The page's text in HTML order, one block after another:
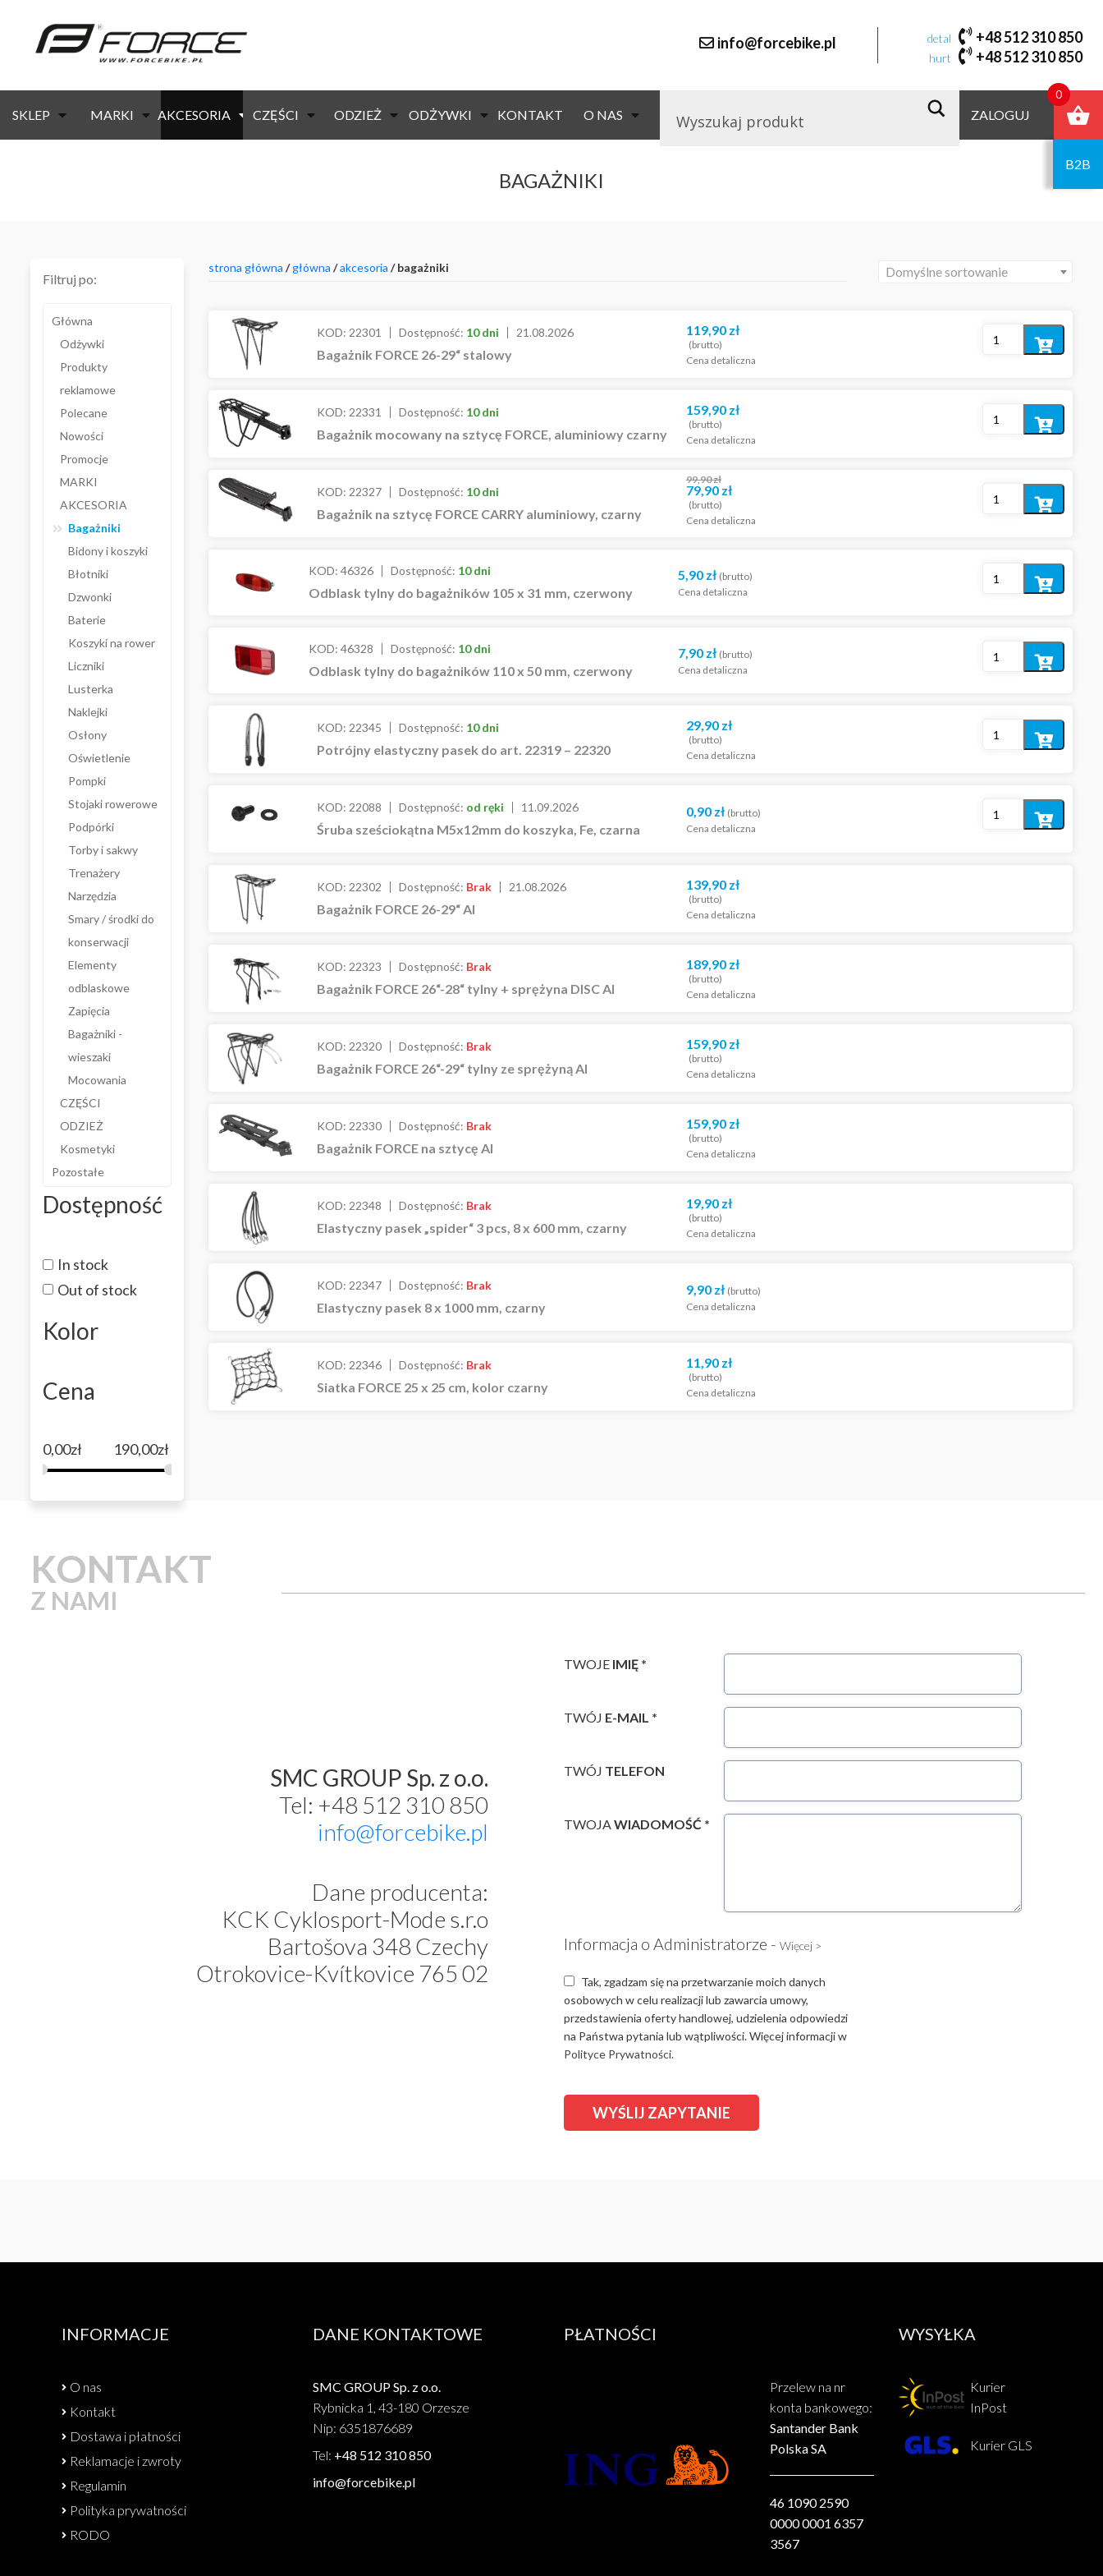
info@forcebike.pl detal +48 512 310 850
hurt +48 512 310 850
SKLEP MARKI AKCESORIA CZĘŚCI ODZIEŻ ODŻYWKI KONTAKT O NAS ZALOGUJ
B2B
BAGAŻNIKI
Filtruj po:
Główna
Odżywki
Produkty
reklamowe
Polecane
Nowości
Promocje
MARKI
AKCESORIA
Bagażniki
Bidony i koszyki
Błotniki
Dzwonki
Baterie
Koszyki na rower
Liczniki
Lusterka
Naklejki
Osłony
Oświetlenie
Pompki
Stojaki rowerowe
Podpórki
Torby i sakwy
Trenażery
Narzędzia
Smary / środki do
konserwacji
Elementy
odblaskowe
Zapięcia
Bagażniki -
wieszaki
Mocowania
CZĘŚCI
ODZIEŻ
Kosmetyki
Pozostałe
Dostępność
In stock
Out of stock
Kolor
Cena
0,00zł 190,00zł
strona główna /główna /akcesoria / bagażniki Domyślne sortowanie
KOD: 22301 Dostępność: 10 dni 21.08.2026
Bagażnik FORCE 26-29“ stalowy
119,90 zł
(brutto)
Cena detaliczna
Dodaj
KOD: 22331 Dostępność: 10 dni
Bagażnik mocowany na sztycę FORCE, aluminiowy czarny
159,90 zł
(brutto)
Cena detaliczna
Dodaj
KOD: 22327 Dostępność: 10 dni
Bagażnik na sztycę FORCE CARRY aluminiowy, czarny
99,90zł
79,90 zł
(brutto)
Cena detaliczna
Dodaj
KOD: 46326 Dostępność: 10 dni
Odblask tylny do bagażników 105 x 31 mm, czerwony
5,90 zł (brutto)
Cena detaliczna
Dodaj
KOD: 46328 Dostępność: 10 dni
Odblask tylny do bagażników 110 x 50 mm, czerwony
7,90 zł (brutto)
Cena detaliczna
Dodaj
KOD: 22345 Dostępność: 10 dni
Potrójny elastyczny pasek do art. 22319 – 22320
29,90 zł
(brutto)
Cena detaliczna
Dodaj
KOD: 22088 Dostępność: od ręki 11.09.2026
Śruba sześciokątna M5x12mm do koszyka, Fe, czarna
0,90 zł (brutto)
Cena detaliczna
Dodaj
KOD: 22302 Dostępność: Brak 21.08.2026
Bagażnik FORCE 26-29“ Al
139,90 zł
(brutto)
Cena detaliczna
KOD: 22323 Dostępność: Brak
Bagażnik FORCE 26“-28“ tylny + sprężyna DISC Al
189,90 zł
(brutto)
Cena detaliczna
KOD: 22320 Dostępność: Brak
Bagażnik FORCE 26“-29“ tylny ze sprężyną Al
159,90 zł
(brutto)
Cena detaliczna
KOD: 22330 Dostępność: Brak
Bagażnik FORCE na sztycę Al
159,90 zł
(brutto)
Cena detaliczna
KOD: 22348 Dostępność: Brak
Elastyczny pasek „spider“ 3 pcs, 8 x 600 mm, czarny
19,90 zł
(brutto)
Cena detaliczna
KOD: 22347 Dostępność: Brak
Elastyczny pasek 8 x 1000 mm, czarny
9,90 zł (brutto)
Cena detaliczna
KOD: 22346 Dostępność: Brak
Siatka FORCE 25 x 25 cm, kolor czarny
11,90 zł
(brutto)
Cena detaliczna
KONTAKT
Z NAMI
SMC GROUP Sp. z o.o.
Tel: +48 512 310 850
info@forcebike.pl
Dane producenta:
KCK Cyklosport-Mode s.r.o
Bartošova 348 Czechy
Otrokovice-Kvítkovice 765 02
TWOJE IMIĘ *
TWÓJ E-MAIL *
TWÓJ TELEFON
TWOJAWIADOMOŚĆ *
Informacja o Administratorze - Więcej >
Tak, zgadzam się na przetwarzanie moich danych
osobowych w celu realizacji lub zawarcia umowy,
przedstawienia oferty handlowej, udzielenia odpowiedzi
na Państwa pytania lub wątpliwości. Więcej informacji w
Polityce Prywatności.
INFORMACJE
O nas
Kontakt
Dostawa i płatności
Reklamacje i zwroty
Regulamin
Polityka prywatności
RODO
DANE KONTAKTOWE
SMC GROUP Sp. z o.o.
Rybnicka 1, 43-180 Orzesze
Nip: 6351876689
Tel: +48 512 310 850
info@forcebike.pl
PŁATNOŚCI
Przelew na nr
konta bankowego:
Santander Bank
Polska SA
46 1090 2590
0000 0001 6357
3567
WYSYŁKA
Kurier
InPost
Kurier GLS
0